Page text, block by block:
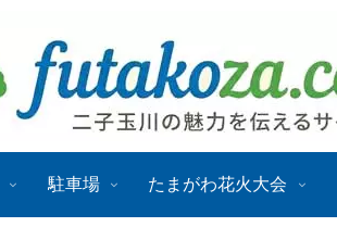
駐車場 たまがわ花火大会